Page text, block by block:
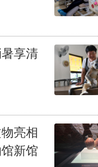
享清
亮相
新馆